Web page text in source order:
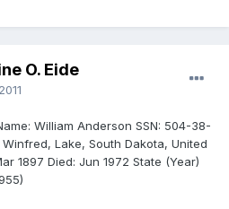
O. Eide
William Anderson SSN: 504-38-
Lake, South Dakota, United
1897 Died: Jun 1972 State (Year)